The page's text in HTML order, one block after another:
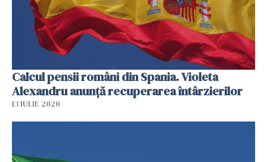
Calcul pensii români din Spania. Violeta
Alexandru anunță recuperarea întârzierilor
13 IULIE 2020